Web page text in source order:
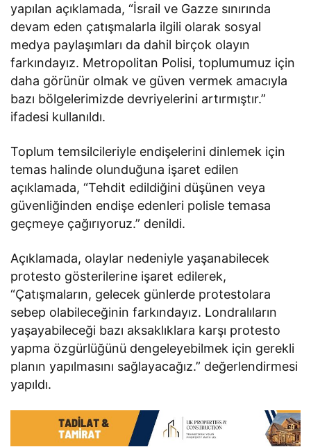
yapılan açıklamada, “İsrail ve Gazze sınırında
devam eden çatışmalarla ilgili olarak sosyal
medya paylaşımları da dahil birçok olayın
farkındayız. Metropolitan Polisi, toplumumuz için
daha görünür olmak ve güven vermek amacıyla
bazı bölgelerimizde devriyelerini artırmıştır.”
ifadesi kullanıldı.
Toplum temsilcileriyle endişelerini dinlemek için
temas halinde olunduğuna işaret edilen
açıklamada, “Tehdit edildiğini düşünen veya
güvenliğinden endişe edenleri polisle temasa
geçmeye çağırıyoruz.” denildi.
Açıklamada, olaylar nedeniyle yaşanabilecek
protesto gösterilerine işaret edilerek,
“Çatışmaların, gelecek günlerde protestolara
sebep olabileceğinin farkındayız. Londralıların
yaşayabileceği bazı aksaklıklara karşı protesto
yapma özgürlüğünü dengeleyebilmek için gerekli
planın yapılmasını sağlayacağız.” değerlendirmesi
yapıldı.